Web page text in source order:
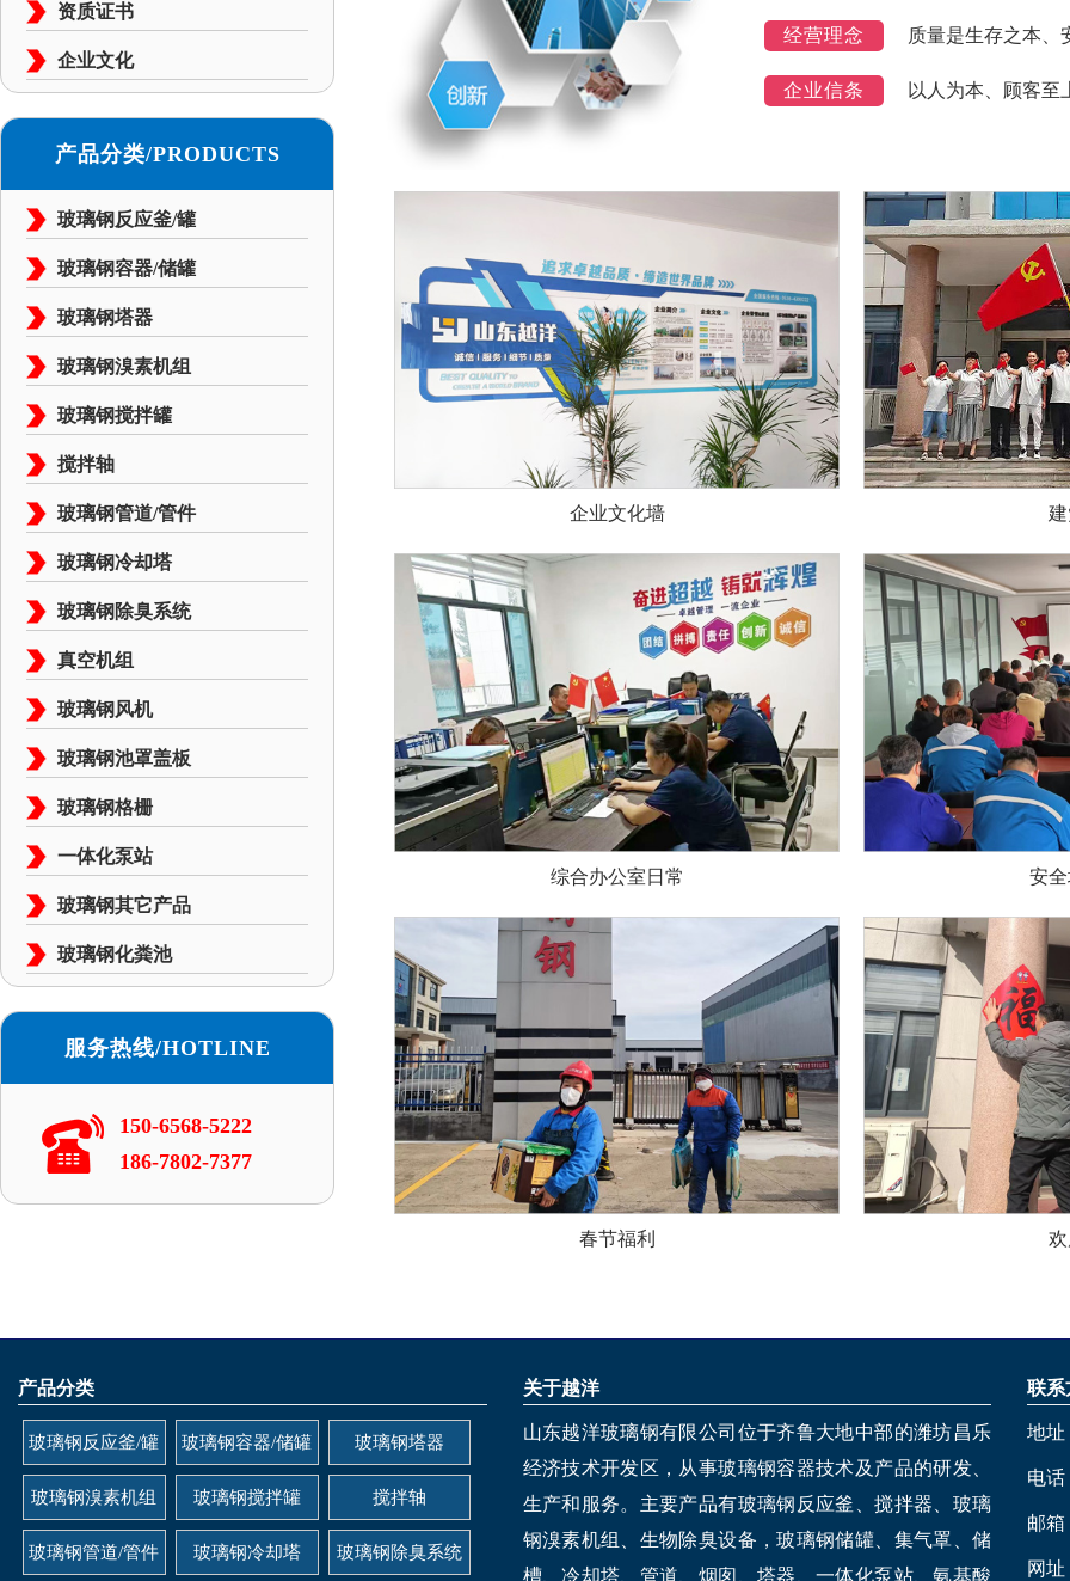
资质证书
企业文化
产品分类/PRODUCTS
玻璃钢反应釜/罐
玻璃钢容器/储罐
玻璃钢塔器
玻璃钢溴素机组
玻璃钢搅拌罐
搅拌轴
玻璃钢管道/管件
玻璃钢冷却塔
玻璃钢除臭系统
真空机组
玻璃钢风机
玻璃钢池罩盖板
玻璃钢格栅
一体化泵站
玻璃钢其它产品
玻璃钢化粪池
服务热线/HOTLINE
150-6568-5222
186-7802-7377
经营理念 质量是生存之本、
企业信条 以人为本、顾客至
企业文化墙
综合办公室日常 安
春节福利
产品分类
玻璃钢反应釜/罐 玻璃钢容器/储罐 玻璃钢塔器
玻璃钢溴素机组 玻璃钢搅拌罐 搅拌轴
玻璃钢管道/管件 玻璃钢冷却塔 玻璃钢除臭系统
关于越洋
山东越洋玻璃钢有限公司位于齐鲁大地中部的潍坊昌乐
经济技术开发区，从事玻璃钢容器技术及产品的研发、
生产和服务。主要产品有玻璃钢反应釜、搅拌器、玻璃
钢溴素机组、生物除臭设备，玻璃钢储罐、集气罩、储
槽、冷却塔、管道、烟囱、塔器、一体化泵站、氨基酸
联系
地址
电话
邮箱
网址